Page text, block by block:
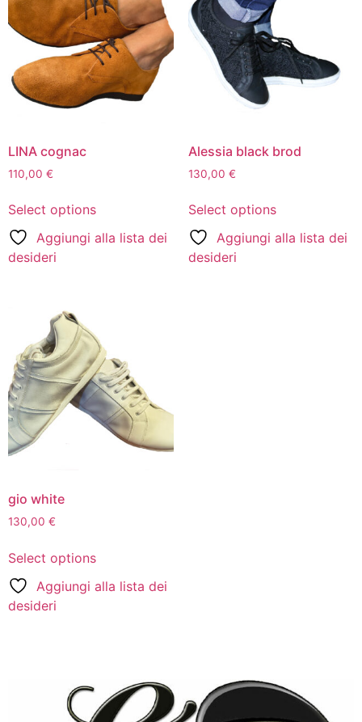
LINA cognac
110,00 €
Select options
Aggiungi alla lista dei
desideri
Alessia black brod
130,00 €
Select options
Aggiungi alla lista dei
desideri
gio white
130,00 €
Select options
Aggiungi alla lista dei
desideri